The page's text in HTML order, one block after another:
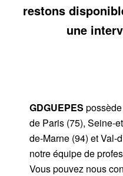
restons
une
GDGUEPES
de Paris (75), Seine-
de-Marne (94) et Val-
notre équipe de
Vous pouvez nous